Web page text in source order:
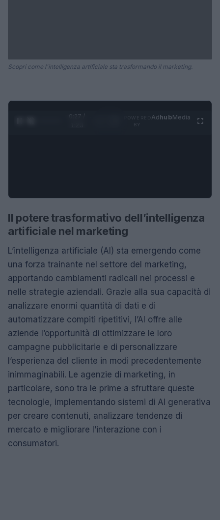
Scopri come l'intelligenza artificiale sta trasformando il marketing.
0:28 /
AdhubMedia
Il potere trasformativo dell’intelligenza
artificiale nel marketing
L’intelligenza artificiale (AI) sta emergendo come
una forza trainante nel settore del marketing,
apportando cambiamenti radicali nei processi e
nelle strategie aziendali. Grazie alla sua capacità di
analizzare enormi quantità di dati e di
automatizzare compiti ripetitivi, l’AI offre alle
aziende l’opportunità di ottimizzare le loro
campagne pubblicitarie e di personalizzare
l’esperienza del cliente in modi precedentemente
inimmaginabili. Le agenzie di marketing, in
particolare, sono tra le prime a sfruttare queste
tecnologie, implementando sistemi di AI generativa
per creare contenuti, analizzare tendenze di
mercato e migliorare l’interazione con i
consumatori.